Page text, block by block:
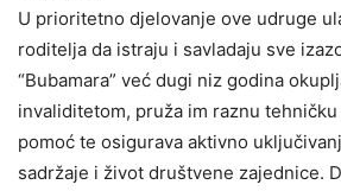
U prioritetno djelovanje ove udruge
roditelja da istraju i savladaju sve
“Bubamara” već dugi niz godina
invaliditetom, pruža im raznu
pomoć te osigurava aktivno
sadržaje i život društvene zajednice.